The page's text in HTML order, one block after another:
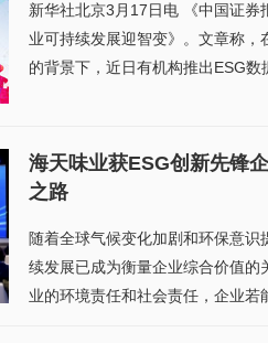
新华社北京3月17日电 《中国证
业可持续发展迎智变》。文章称
的背景下，近日有机构推出ESG
海天味业获ESG创新先锋
之路
随着全球气候变化加剧和环保意
续发展已成为衡量企业综合价值
业的环境责任和社会责任，企业若